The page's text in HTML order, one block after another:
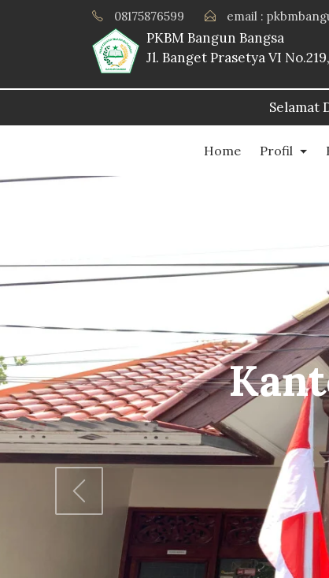
08175876599 email :
PKBM Bangun Bangsa
Jl. Banget Prasetya VI
Selamat Datang Di Website PKBM
Home Profil
Previous